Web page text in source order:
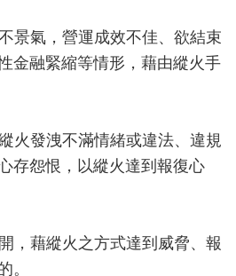
景氣，營運成效不佳、欲結束
金融緊縮等情形，藉由縱火手
火發洩不滿情緒或違法、違規
存怨恨，以縱火達到報復心
，藉縱火之方式達到威脅、報
。